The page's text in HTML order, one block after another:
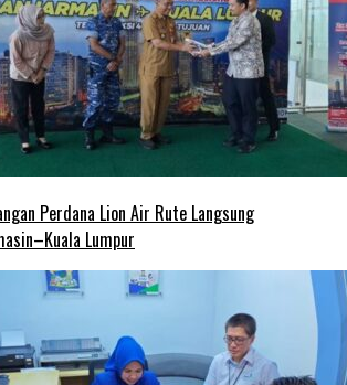
Perdana Lion Air Rute Langsung
Lumpur